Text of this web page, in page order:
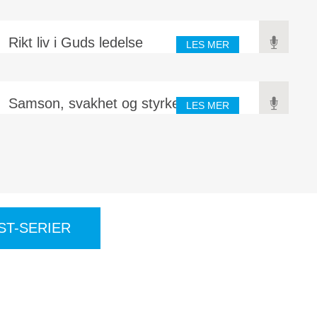
Rikt liv i Guds ledelse LES MER
Samson, svakhet og styrke LES MER
SERIER